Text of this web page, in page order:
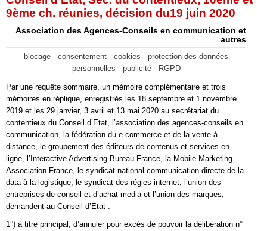
9ème ch. réunies, décision du19 juin 2020
Association des Agences-Conseils en communication et
autres
blocage - consentement - cookies - protection des données
personnelles - publicité - RGPD
Par une requête sommaire, un mémoire complémentaire et trois
mémoires en réplique, enregistrés les 18 septembre et 1 novembre
2019 et les 29 janvier, 3 avril et 13 mai 2020 au secrétariat du
contentieux du Conseil d’Etat, l’association des agences-conseils en
communication, la fédération du e-commerce et de la vente à
distance, le groupement des éditeurs de contenus et services en
ligne, l’Interactive Advertising Bureau France, la Mobile Marketing
Association France, le syndicat national communication directe de la
data à la logistique, le syndicat des régies internet, l’union des
entreprises de conseil et d’achat media et l’union des marques,
demandent au Conseil d’Etat :
1°) à titre principal, d’annuler pour excès de pouvoir la délibération n°